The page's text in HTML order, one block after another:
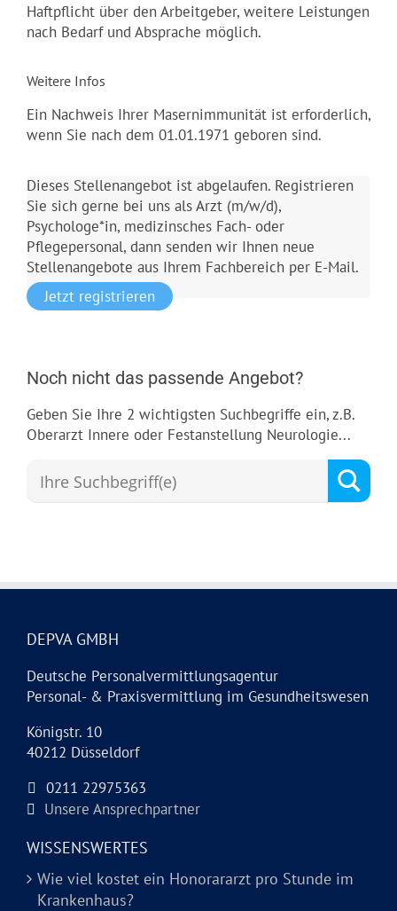
Haftpflicht über den Arbeitgeber, weitere Leistungen
nach Bedarf und Absprache möglich.
Weitere Infos
Ein Nachweis Ihrer Masernimmunität ist erforderlich,
wenn Sie nach dem 01.01.1971 geboren sind.
Dieses Stellenangebot ist abgelaufen. Registrieren
Sie sich gerne bei uns als Arzt (m/w/d),
Psychologe*in, medizinsches Fach- oder
Pflegepersonal, dann senden wir Ihnen neue
Stellenangebote aus Ihrem Fachbereich per E-Mail.
Jetzt registrieren
Noch nicht das passende Angebot?
Geben Sie Ihre 2 wichtigsten Suchbegriffe ein, z.B.
Oberarzt Innere oder Festanstellung Neurologie...
DEPVA GMBH
Deutsche Personalvermittlungsagentur
Personal- & Praxisvermittlung im Gesundheitswesen
Königstr. 10
40212 Düsseldorf
0211 22975363
Unsere Ansprechpartner
WISSENSWERTES
Wie viel kostet ein Honorararzt pro Stunde im
Krankenhaus?